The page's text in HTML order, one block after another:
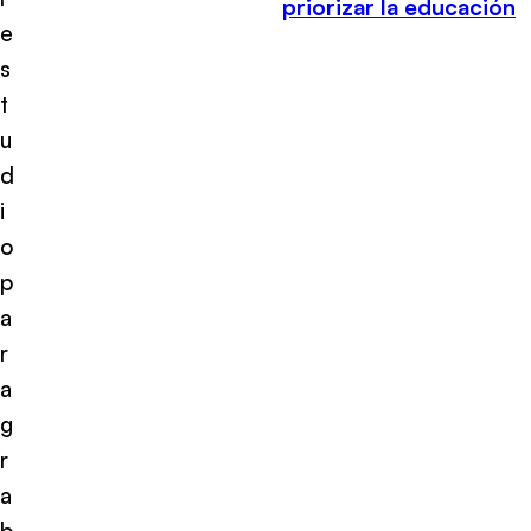
e
s
t
u
d
i
o
p
a
r
a
g
r
a
priorizar la educación